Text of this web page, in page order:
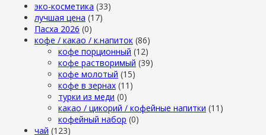
эко-косметика (33)
лучшая цена (17)
Пасха 2026 (0)
кофе / какао / к.напиток (86)
кофе порционный (12)
кофе растворимый (39)
кофе молотый (15)
кофе в зернах (11)
турки из меди (0)
какао / цикорий / кофейные напитки (11)
кофейный набор (0)
чай (123)